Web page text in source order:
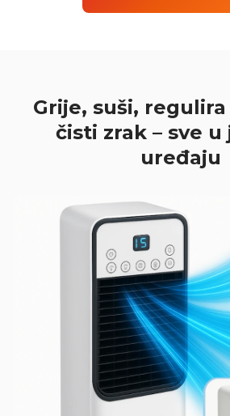
Grije, suši,
čisti zrak – sve
uređaju